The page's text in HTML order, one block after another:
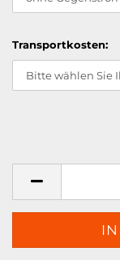
Transportkosten: